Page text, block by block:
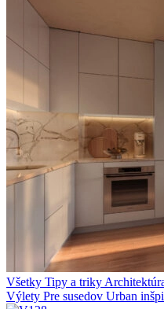
Všetky Tipy a triky
Výlety Pre susedov Urban